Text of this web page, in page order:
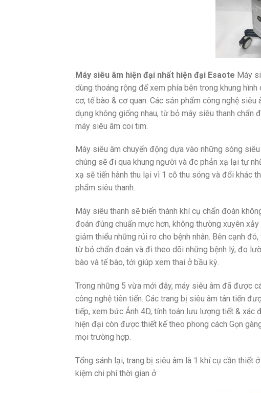
Máy siêu âm hiện đại nhất hiện đại Esaote Máy
dùng thoáng rộng để xem phía bên trong khung
cơ, tế bào & cơ quan. Các sản phẩm công nghệ
dụng không giống nhau, từ bỏ máy siêu thanh chẩn
máy siêu âm coi tim.
Máy siêu âm chuyển động dựa vào những sóng
chúng sẽ đi qua khung người và đc phản xạ lại tự
xạ sẽ tiến hành thu lại vì 1 cỗ thu sóng và đổi khác
phẩm siêu thanh.
Máy siêu thanh sẽ biến thành khí cụ chẩn đoán
đoán đúng chuẩn mực hơn, không thường xuyên
giảm thiểu những rủi ro cho bệnh nhân. Bên cạnh
từ bỏ chẩn đoán và đi theo dõi những bệnh lý, đo
bào và tế bào, tới giúp xem thai ở bầu kỳ.
Trong những 5 vừa mới đây, máy siêu âm đã được
công nghệ tiên tiến. Các trang bị siêu âm tân tiến
tiếp, xem bức Ảnh 4D, tính toán lưu lượng tiết & xác
hiện đại còn được thiết kế theo phong cách Gọn
mọi trường hợp.
Tổng sánh lại, trang bị siêu âm là 1 khí cụ cần thiết
kiệm chi phí thời gian ở